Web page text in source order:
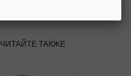
ЧИТАЙТЕ ТАКЖЕ